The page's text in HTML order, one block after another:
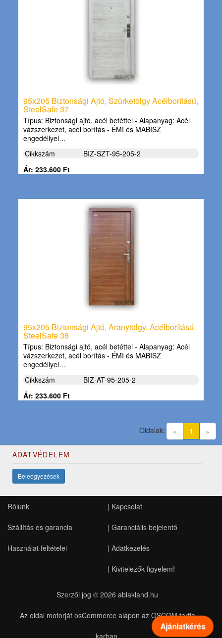
95x205 Biztonsági Ajtó, Szürketölgy Acélborítású,
SteelSafe 37
Típus: Biztonsági ajtó, acél betéttel - Alapanyag: Acél
vázszerkezet, acél borítás - ÉMI és MABISZ
engedéllyel…
Cikkszám
BIZ-SZT-95-205-2
Ár: 233.600 Ft
95x205 Biztonsági Ajtó, Aranytölgy, Acélborítású,
SteelSafe 38
Típus: Biztonsági ajtó, acél betéttel - Alapanyag: Acél
vázszerkezet, acél borítás - ÉMI és MABISZ
engedéllyel…
Cikkszám
BIZ-AT-95-205-2
Ár: 233.600 Ft
« 1 (current)
»
Oldalak:
Ajánlatkérés
ADATVÉDELEM
Beleegyezések
Rólunk
Szállítás és garancia
Használat feltételei
| Kapcsolat
| Garanciális bejelentő
| Adatkezelés
| Kivitelezők figyelem!
Szerzői jog © 2026 ablakland.hu
Az oldal motorját osCommerce alapon az OSCOM tartja
karban.